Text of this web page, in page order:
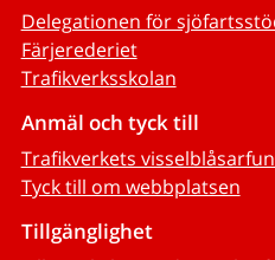
Delegationen för
Färjerederiet
Trafikverksskolan
Anmäl och tyck till
Trafikverkets
Tyck till om webbplatsen
Tillgänglighet